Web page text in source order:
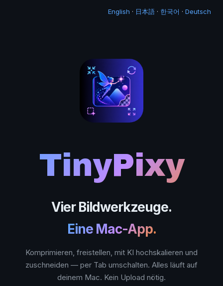
English · 日本語 · 한국어 · Deutsch
TinyPixy
Vier Bildwerkzeuge.
Eine Mac-App.
Komprimieren, freistellen, mit KI hochskalieren und
zuschneiden — per Tab umschalten. Alles läuft auf
deinem Mac. Kein Upload nötig.